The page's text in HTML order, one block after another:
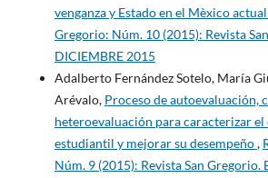
venganza y Estado en el Mèxico actual
Gregorio: Núm. 10 (2015): Revista
DICIEMBRE 2015
Adalberto Fernández Sotelo, María
Arévalo, Proceso de autoevaluación,
heteroevaluación para caracterizar
estudiantil y mejorar su desempeño,
Núm. 9 (2015): Revista San Gregorio.